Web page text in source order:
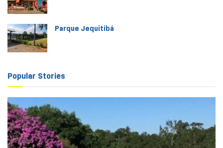
Parque Jequitibá
Popular Stories